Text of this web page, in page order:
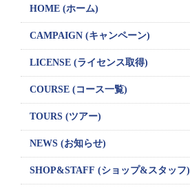
HOME (ホーム)
CAMPAIGN (キャンペーン)
LICENSE (ライセンス取得)
COURSE (コース一覧)
TOURS (ツアー)
NEWS (お知らせ)
SHOP&STAFF (ショップ&スタッフ)